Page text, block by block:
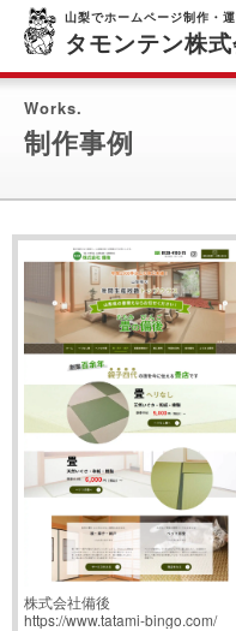
山梨でホームページ制作・
タモンテン株
Works.
制作事例
株式会社備後
https://www.tatami-bingo.com/